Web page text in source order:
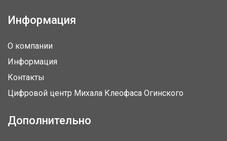
Информация
О компании
Информация
Контакты
Цифровой центр Михала Клеофаса Огинского
Дополнительно